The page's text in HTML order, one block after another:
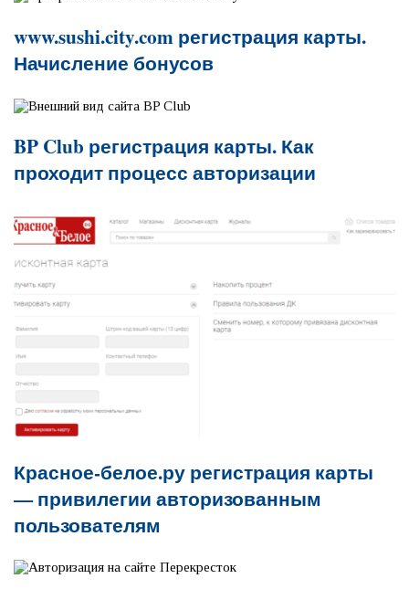
www.sushi.city.com регистрация карты.
Начисление бонусов
BP Club регистрация карты. Как
проходит процесс авторизации
Красное-белое.ру регистрация карты
— привилегии авторизованным
пользователям